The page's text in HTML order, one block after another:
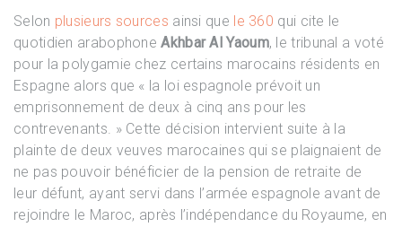
Selon plusieurs sources ainsi que le 360 qui cite le
quotidien arabophoneAkhbar Al Yaoum, le tribunal a voté
pour la polygamie chez certains marocains résidents en
Espagne alors que « la loi espagnole prévoit un
emprisonnement de deux à cinq ans pour les
contrevenants. » Cette décision intervient suite à la
plainte de deux veuves marocaines qui se plaignaient de
ne pas pouvoir bénéficier de la pension de retraite de
leur défunt, ayant servi dans l’armée espagnole avant de
rejoindre le Maroc, après l’indépendance du Royaume, en